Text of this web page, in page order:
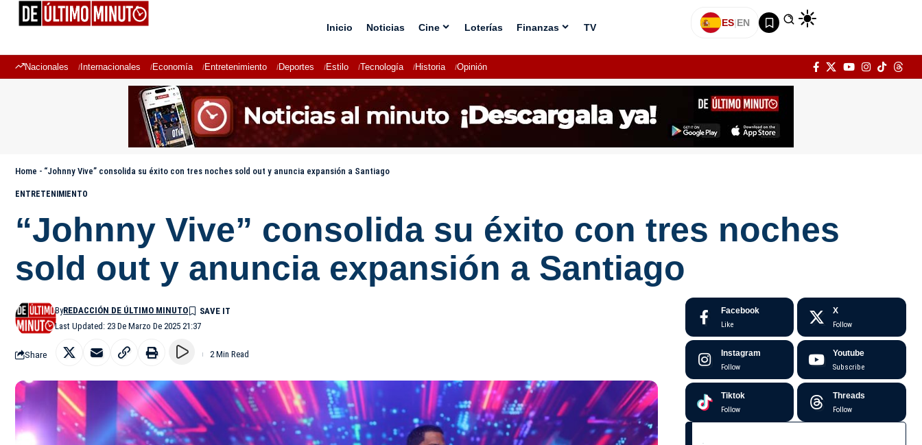
Inicio Noticias Cine Loterías Finanzas TV ES|EN
Nacionales Internacionales Economía Entretenimiento Deportes Estilo Tecnología Historia Opinión
Home - “Johnny Vive” consolida su éxito con tres noches sold out y anuncia expansión a Santiago
ENTRETENIMIENTO
“Johnny Vive” consolida su éxito con tres noches
sold out y anuncia expansión a Santiago
Last Updated: 23 De Marzo De 2025 21:37
ByREDACCIÓN DE ÚLTIMO MINUTO
Share 2 Min Read
Facebook
Like
X
Follow
Instagram
Follow
Youtube
Subscribe
Tiktok
Follow
Threads
Follow